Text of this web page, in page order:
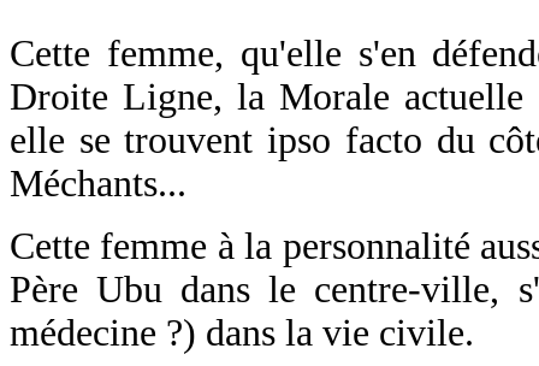
Cette femme, qu'elle s'en
Droite Ligne, la Morale actuelle
elle se trouvent ipso facto du
Méchants...
Cette femme à la personnalité
Père Ubu dans le centre-ville,
médecine ?) dans la vie civile.